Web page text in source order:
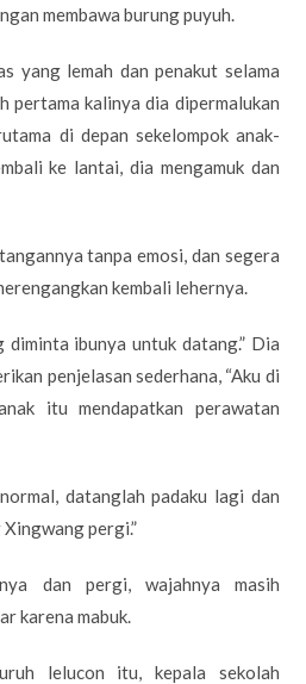
membawa burung puyuh.
yang lemah dan penakut selama
pertama kalinya dia dipermalukan
di depan sekelompok anak-
ke lantai, dia mengamuk dan
tanpa emosi, dan segera
kembali lehernya.
diminta ibunya untuk datang.” Dia
penjelasan sederhana, “Aku di
itu mendapatkan perawatan
datanglah padaku lagi dan
Xingwang pergi.”
dan pergi, wajahnya masih
karena mabuk.
lelucon itu, kepala sekolah